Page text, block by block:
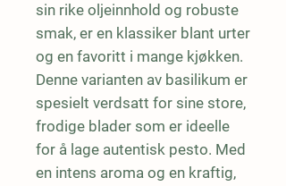
sin rike oljeinnhold og robuste
smak, er en klassiker blant urter
og en favoritt i mange kjøkken.
Denne varianten av basilikum er
spesielt verdsatt for sine store,
frodige blader som er ideelle
for å lage autentisk pesto. Med
en intens aroma og en kraftig,